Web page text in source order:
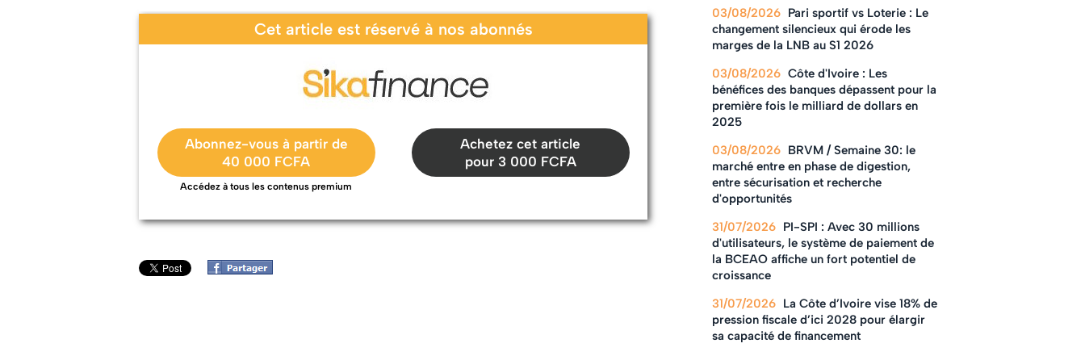
Cet article est réservé à nos abonnés
Abonnez-vous à partir de
40 000 FCFA
Accédez à tous les contenus premium
Achetez cet article
pour 3 000 FCFA
03/08/2026 Pari sportif vs Loterie : Le
changement silencieux qui érode les
marges de la LNB au S1 2026
03/08/2026 Côte d'Ivoire : Les
bénéfices des banques dépassent pour la
première fois le milliard de dollars en
2025
03/08/2026 BRVM / Semaine 30: le
marché entre en phase de digestion,
entre sécurisation et recherche
d'opportunités
31/07/2026 PI-SPI : Avec 30 millions
d'utilisateurs, le système de paiement de
la BCEAO affiche un fort potentiel de
croissance
31/07/2026 La Côte d’Ivoire vise 18% de
pression fiscale d’ici 2028 pour élargir
sa capacité de financement